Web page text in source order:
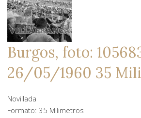
Burgos, foto:
26/05/1960 35
Novillada
Formato: 35 Milimetros